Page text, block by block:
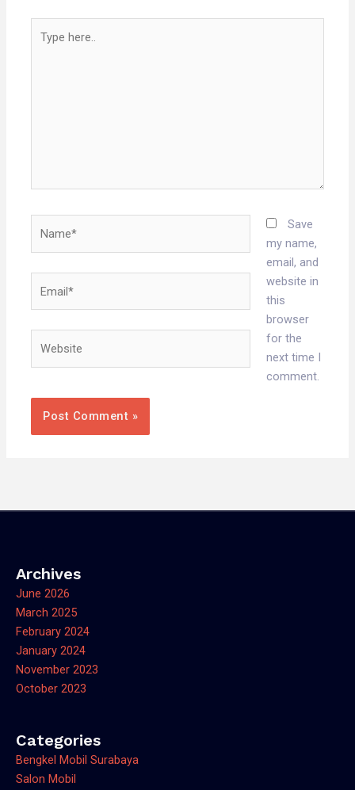
here..
Save
my name,
email, and
website in
this
browser
for the
next time I
comment.
Archives
June 2026
March 2025
February 2024
January 2024
November 2023
October 2023
Categories
Bengkel Mobil Surabaya
Salon Mobil